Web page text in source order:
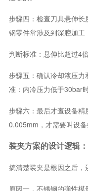
步骤四：检查刀具悬伸
钢零件常涉及到深腔加工
判断标准：悬伸比超过4
步骤五：确认冷却液压
准：内冷压力低于30bar
步骤六：最后才查设备
0.005mm，才需要叫设
装夹方案的设计逻辑
搞清楚装夹是根因之后，
原因一，不锈钢的弹性